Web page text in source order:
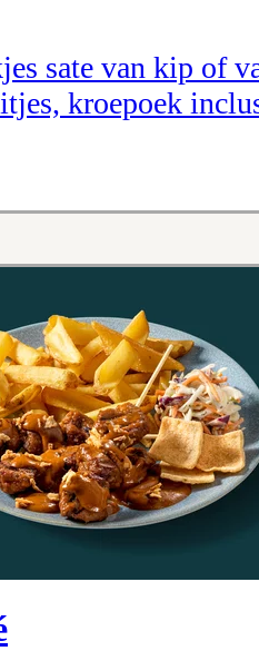
sate van kip of
kroepoek